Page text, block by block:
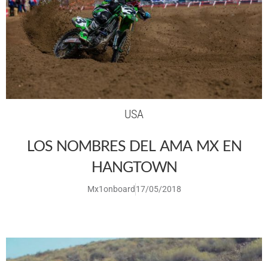
USA
LOS NOMBRES DEL AMA MX EN
HANGTOWN
Mx1onboard 17/05/2018